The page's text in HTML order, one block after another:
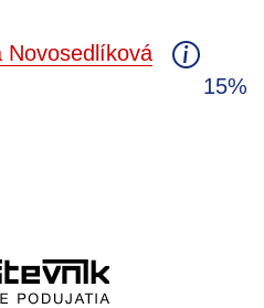
Novosedlíková
15%